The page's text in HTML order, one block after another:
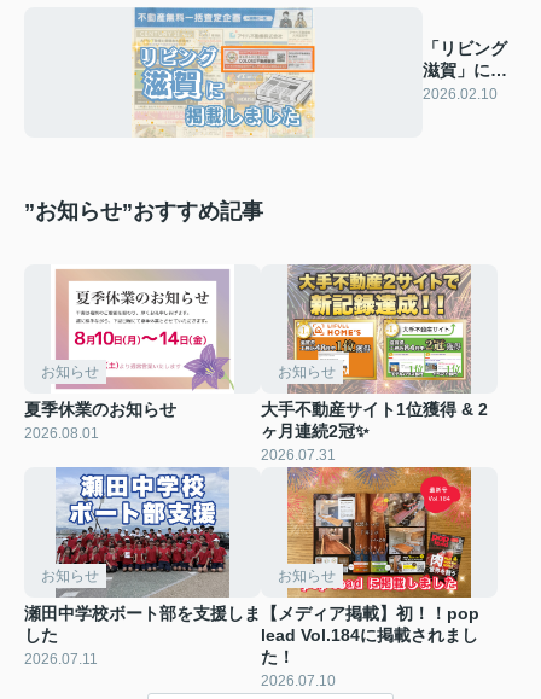
「リビング
滋賀」に掲
載されまし
2026.02.10
”お知らせ”おすすめ記事
お知らせ
夏季休業のお知らせ
2026.08.01
お知らせ
大手不動産サイト1位獲得 & 2
ヶ月連続2冠✨
2026.07.31
お知らせ
瀬田中学校ボート部を支援しま
した
2026.07.11
お知らせ
【メディア掲載】初！！pop
lead Vol.184に掲載されまし
た！
2026.07.10